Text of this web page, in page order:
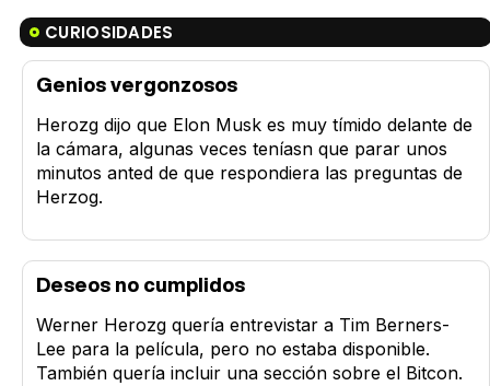
CURIOSIDADES
Genios vergonzosos
Herozg dijo que Elon Musk es muy tímido delante de
la cámara, algunas veces teníasn que parar unos
minutos anted de que respondiera las preguntas de
Herzog.
Deseos no cumplidos
Werner Herozg quería entrevistar a Tim Berners-
Lee para la película, pero no estaba disponible.
También quería incluir una sección sobre el Bitcon.